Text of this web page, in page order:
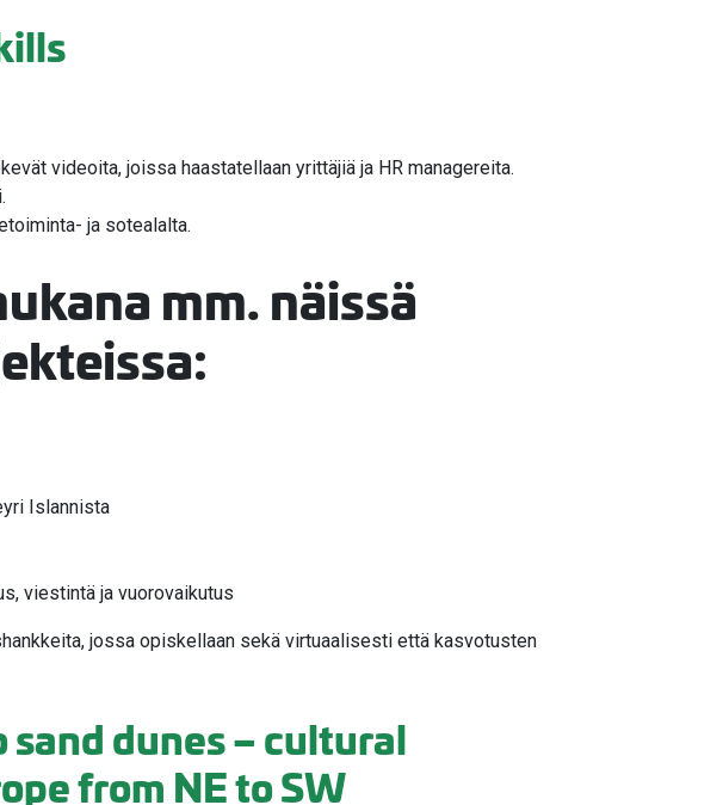
videoita, joissa haastatellaan yrittäjiä ja HR managereita.
ja sotealalta.
mm. näissä
Islannista
viestintä ja vuorovaikutus
jossa opiskellaan sekä virtuaalisesti että kasvotusten
sand dunes – cultural
from NE to SW